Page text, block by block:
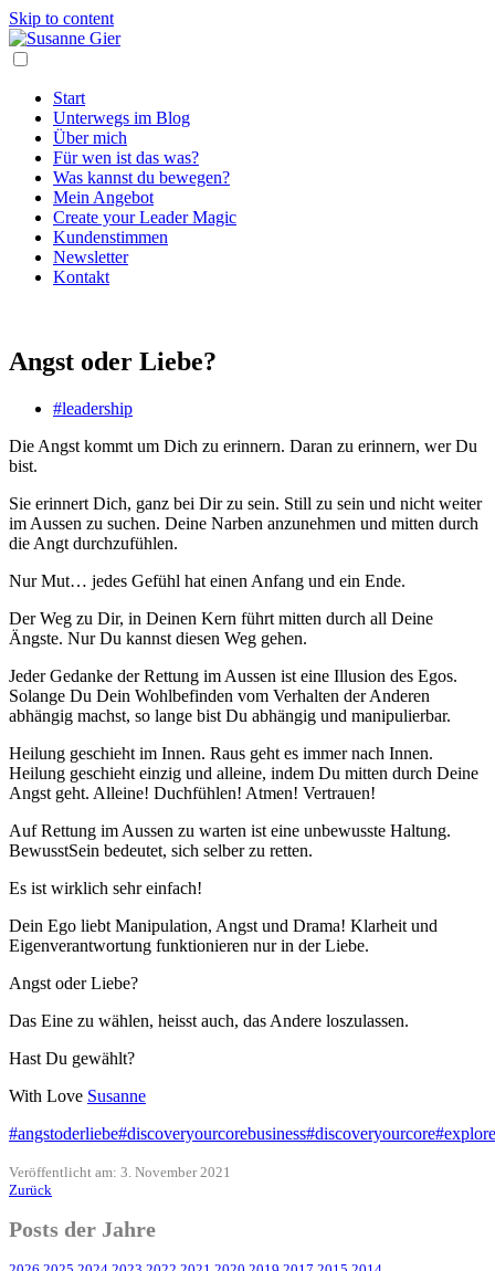
Skip to content
Start
Unterwegs im Blog
Über mich
Für wen ist das was?
Was kannst du bewegen?
Mein Angebot
Create your Leader Magic
Kundenstimmen
Newsletter
Kontakt
Angst oder Liebe?
#leadership
Die Angst kommt um Dich zu erinnern. Daran zu erinnern, wer Du
bist.
Sie erinnert Dich, ganz bei Dir zu sein. Still zu sein und nicht weiter
im Aussen zu suchen. Deine Narben anzunehmen und mitten durch
die Angt durchzufühlen.
Nur Mut… jedes Gefühl hat einen Anfang und ein Ende.
Der Weg zu Dir, in Deinen Kern führt mitten durch all Deine
Ängste. Nur Du kannst diesen Weg gehen.
Jeder Gedanke der Rettung im Aussen ist eine Illusion des Egos.
Solange Du Dein Wohlbefinden vom Verhalten der Anderen
abhängig machst, so lange bist Du abhängig und manipulierbar.
Heilung geschieht im Innen. Raus geht es immer nach Innen.
Heilung geschieht einzig und alleine, indem Du mitten durch Deine
Angst geht. Alleine! Duchfühlen! Atmen! Vertrauen!
Auf Rettung im Aussen zu warten ist eine unbewusste Haltung.
BewusstSein bedeutet, sich selber zu retten.
Es ist wirklich sehr einfach!
Dein Ego liebt Manipulation, Angst und Drama! Klarheit und
Eigenverantwortung funktionieren nur in der Liebe.
Angst oder Liebe?
Das Eine zu wählen, heisst auch, das Andere loszulassen.
Hast Du gewählt?
With Love Susanne
#angstoderliebe#discoveryourcorebusiness#discoveryourcore
Veröffentlicht am: 3. November 2021
Zurück
Posts der Jahre